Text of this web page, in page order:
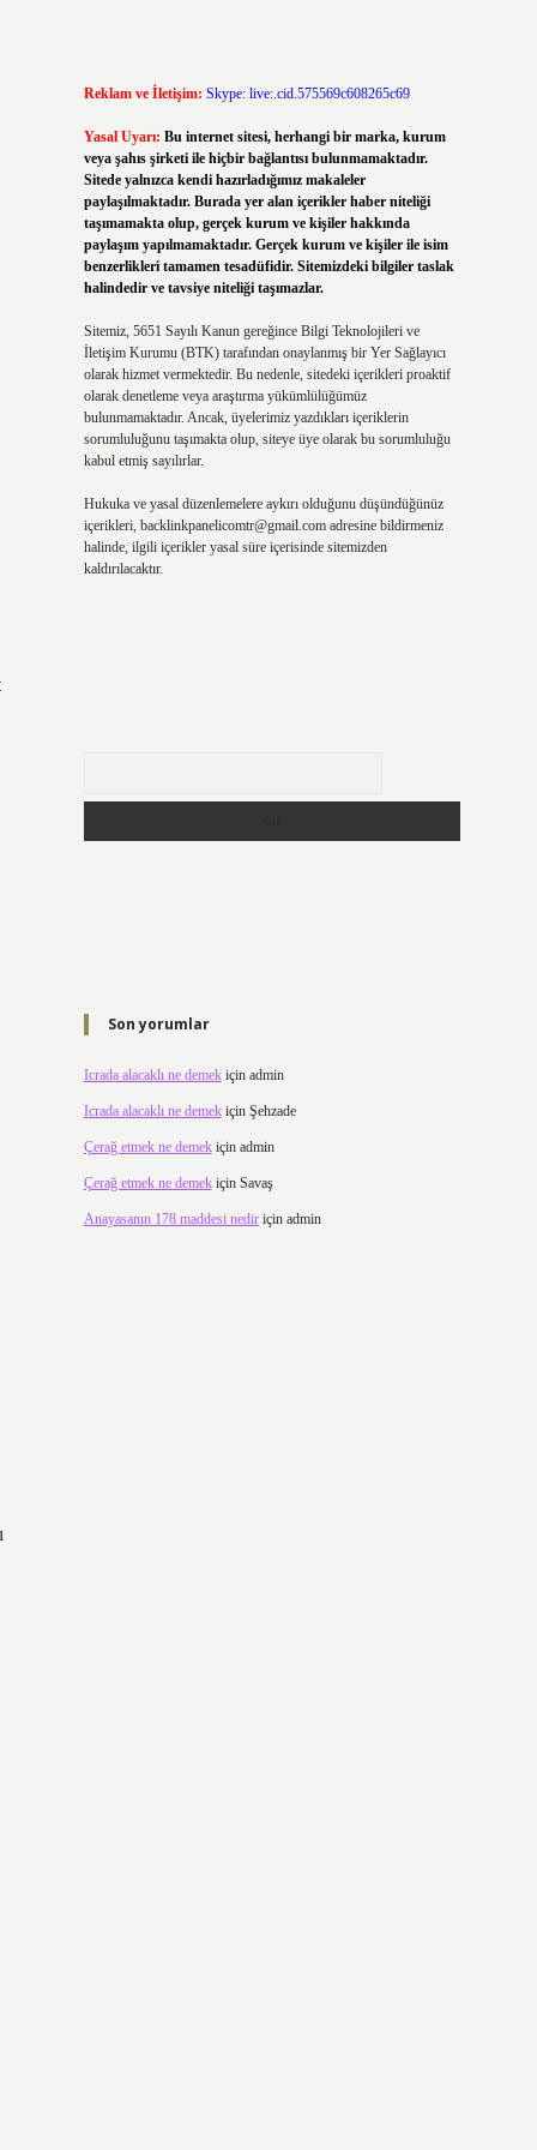
Reklam ve İletişim: Skype: live:.cid.575569c608265c69
Yasal Uyarı: Bu internet sitesi, herhangi bir marka, kurum
veya şahıs şirketi ile hiçbir bağlantısı bulunmamaktadır.
Sitede yalnızca kendi hazırladığımız makaleler
paylaşılmaktadır. Burada yer alan içerikler haber niteliği
taşımamakta olup, gerçek kurum ve kişiler hakkında
paylaşım yapılmamaktadır. Gerçek kurum ve kişiler ile isim
benzerlikleri tamamen tesadüfidir. Sitemizdeki bilgiler taslak
halindedir ve tavsiye niteliği taşımazlar.
Sitemiz, 5651 Sayılı Kanun gereğince Bilgi Teknolojileri ve
İletişim Kurumu (BTK) tarafından onaylanmış bir Yer Sağlayıcı
olarak hizmet vermektedir. Bu nedenle, sitedeki içerikleri proaktif
olarak denetleme veya araştırma yükümlülüğümüz
bulunmamaktadır. Ancak, üyelerimiz yazdıkları içeriklerin
sorumluluğunu taşımakta olup, siteye üye olarak bu sorumluluğu
kabul etmiş sayılırlar.
Hukuka ve yasal düzenlemelere aykırı olduğunu düşündüğünüz
içerikleri, backlinkpanelicomtr@gmail.comadresine bildirmeniz
halinde, ilgili içerikler yasal süre içerisinde sitemizden
kaldırılacaktır.
Son yorumlar
Icrada alacaklı ne demekiçin admin
Icrada alacaklı ne demekiçin Şehzade
Çerağ etmek ne demekiçin admin
Çerağ etmek ne demekiçin Savaş
Anayasanın 178 maddesi nediriçin admin